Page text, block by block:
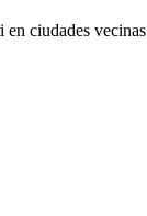
en ciudades vecinas